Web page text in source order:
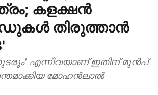
കളക്ഷൻ
തിരുത്താൻ
എന്നിവയാണ് ഇതിന് മുൻപ്
മോഹൻലാൽ